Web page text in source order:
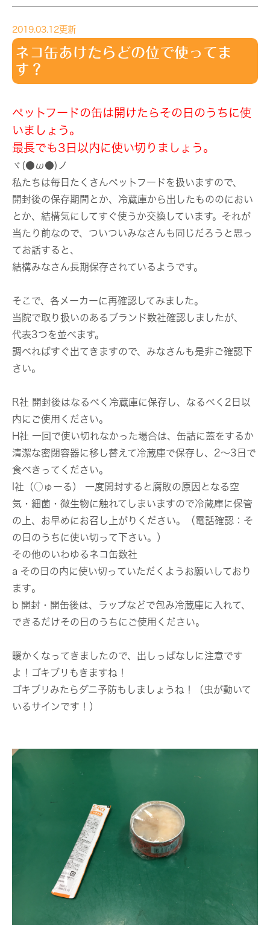
2019.03.12更新
ネコ缶あけたらどの位で使ってま
す？
ペットフードの缶は開けたらその日のうちに使
いましょう。
最長でも3日以内に使い切りましょう。
ヾ(●ω●)ノ
私たちは毎日たくさんペットフードを扱いますので、
開封後の保存期間とか、冷蔵庫から出したもののにおい
とか、結構気にしてすぐ使うか交換しています。それが
当たり前なので、ついついみなさんも同じだろうと思っ
てお話すると、
結構みなさん長期保存されているようです。
そこで、各メーカーに再確認してみました。
当院で取り扱いのあるブランド数社確認しましたが、
代表3つを並べます。
調べればすぐ出てきますので、みなさんも是非ご確認下
さい。
R社 開封後はなるべく冷蔵庫に保存し、 なるべく2日以
内にご使用ください。
H社 一回で使い切れなかった場合は、缶詰に蓋をするか
清潔な密閉容器に移し替えて冷蔵庫で保存し、 2～3日で
食べきってください。
I社（○ゅーる） 一度開封すると腐敗の原因となる空
気・細菌・微生物に触れてしまいますので冷蔵庫に保管
の上、お早めにお召し上がりください。（電話確認： そ
の日のうちに使い切って下さい。）
その他のいわゆるネコ缶数社
a その日の内に使い切っていただくようお願いしており
ます。
b 開封・開缶後は、ラップなどで包み冷蔵庫に入れて、
できるだけその日のうちにご使用ください。
暖かくなってきましたので、出しっぱなしに注意です
よ！ゴキブリもきますね！
ゴキブリみたらダニ予防もしましょうね！（虫が動いて
いるサインです！）